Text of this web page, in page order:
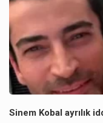
Sinem Kobal ayrılık